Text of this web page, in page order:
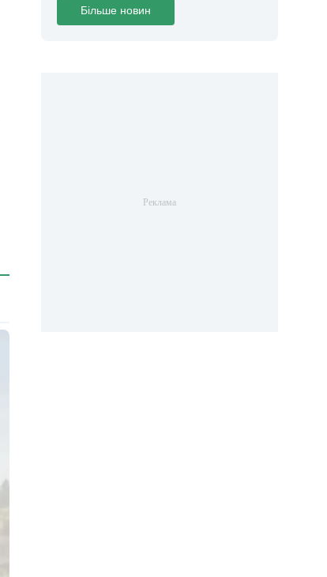
Більше новин